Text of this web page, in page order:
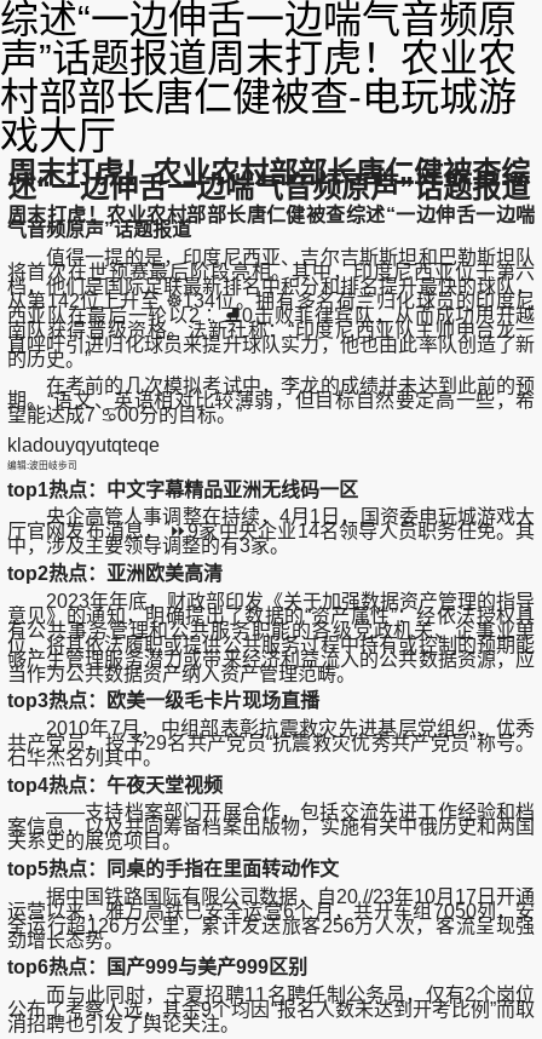
综述“一边伸舌一边喘气音频原
声”话题报道周末打虎！农业农
村部部长唐仁健被查-电玩城游
戏大厅
周末打虎！农业农村部部长唐仁健被查综
述“一边伸舌一边喘气音频原声”话题报道
周末打虎！农业农村部部长唐仁健被查综述“一边伸舌一边喘
气音频原声”话题报道
值得一提的是，印度尼西亚、吉尔吉斯斯坦和巴勒斯坦队
将首次在世预赛最后阶段亮相。其中，印度尼西亚位于第六
档，他们是国际足联最新排名中积分和排名提升最快的球队，
从第142位上升至 ☸134位。拥有多名荷兰归化球员的印度尼
西亚队在最后一轮以2∶ ⛸0击败菲律宾队，从而成功甩开越
南队获得晋级资格。法新社称：“印度尼西亚队主帅申台龙一
直呼吁引进归化球员来提升球队实力，他也由此率队创造了新
的历史。”
在考前的几次模拟考试中，李龙的成绩并未达到此前的预
期。“语文、英语相对比较薄弱，但目标自然要定高一些，希
望能达成7 ♋00分的目标。”
kladouyqyutqteqe
编辑:波田岐歩司
top1热点：中文字幕精品亚洲无线码一区
央企高管人事调整在持续，4月1日，国资委电玩城游戏大
厅官网发布消息， ⏩9家中央企业14名领导人员职务任免。其
中，涉及主要领导调整的有3家。
top2热点：亚洲欧美高清
2023年年底，财政部印发《关于加强数据资产管理的指导
意见》的通知，明确提出了数据的“资产属性”：经依法授权具
有公共事务管理和公共服务职能的各级党政机关、企事业单
位，将其依法履职或提供公共服务过程中持有或控制的预期能
够产生管理服务潜力或带来经济利益流入的公共数据资源，应
当作为公共数据资产纳入资产管理范畴。
top3热点：欧美一级毛卡片现场直播
2010年7月，中组部表彰抗震救灾先进基层党组织、优秀
共产党员，授予29名共产党员“抗震救灾优秀共产党员”称号。
石华杰名列其中。
top4热点：午夜天堂视频
——支持档案部门开展合作，包括交流先进工作经验和档
案信息，以及共同筹备档案出版物，实施有关中俄历史和两国
关系史的展览项目。
top5热点：同桌的手指在里面转动作文
据中国铁路国际有限公司数据，自20 //23年10月17日开通
运营以来，雅万高铁已安全运营6个月，共开车组7050列，安
全运行超126万公里，累计发送旅客256万人次，客流呈现强
劲增长态势。
top6热点：国产999与美产999区别
而与此同时，宁夏招聘11名聘任制公务员，仅有2个岗位
公布了考察人选，其余9个均因“报名人数未达到开考比例”而取
消招聘也引发了舆论关注。